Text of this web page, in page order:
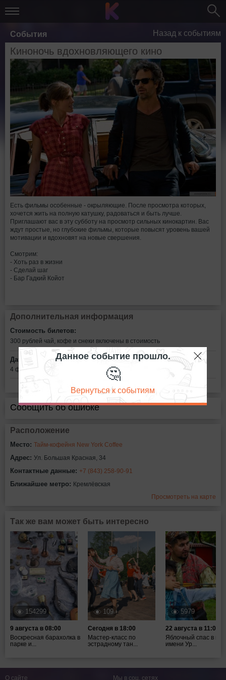
События Назад к событиям
Киноночь вдохновляющего кино
Есть фильмы особенные - окрыляющие. После просмотра которых,
хочется жить на полную катушку, радоваться и быть лучше.
Приглашают вас в эту субботу на просмотр сильных кинокартин. Вас
ждут простые, но глубокие фильмы, которые повысят уровень вашей
мотивации и вдохновят на новые свершения.
Смотрим:
- Хоть раз в жизни
- Сделай шаг
- Бар Гадкий Койот
Дополнительная информация
Стоимость билетов:
300 рублей чай, кофе и снеки включены в стоимость
Дата:
4 февраля в 23:00
Сообщить об ошибке
Расположение
Место: Тайм-кофейня New York Coffee
Адрес: Ул. Большая Красная, 34
Контактные данные: +7 (843) 258-90-91
Ближайшее метро: Кремлёвская
Просмотреть на карте
Так же вам может быть интересно
154299
9 августа в 08:00
Воскресная барахолка в
парке и...
109
Сегодня в 18:00
Мастер-класс по
эстрадному тан...
5979
22 августа в 11:00
Яблочный спас в
имени Ур...
Данное событие прошло.
🤔
Вернуться к событиям
О сайте Мы в соц. сетях